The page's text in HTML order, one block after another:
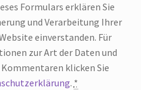
Formulars erklären Sie
und Verarbeitung Ihrer
einverstanden. Für
zur Art der Daten und
klicken Sie
. *